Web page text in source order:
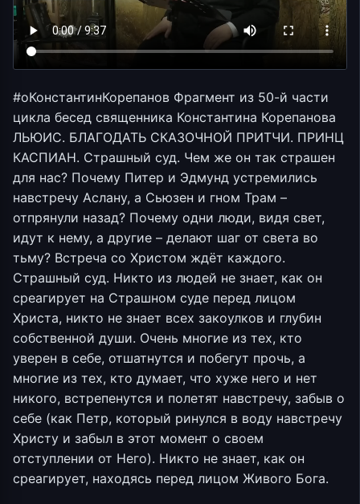
#оКонстантинКорепанов Фрагмент из 50-й части
цикла бесед священника Константина Корепанова
ЛЬЮИС. БЛАГОДАТЬ СКАЗОЧНОЙ ПРИТЧИ. ПРИНЦ
КАСПИАН. Страшный суд. Чем же он так страшен
для нас? Почему Питер и Эдмунд устремились
навстречу Аслану, а Сьюзен и гном Трам –
отпрянули назад? Почему одни люди, видя свет,
идут к нему, а другие – делают шаг от света во
тьму? Встреча со Христом ждёт каждого.
Страшный суд. Никто из людей не знает, как он
среагирует на Страшном суде перед лицом
Христа, никто не знает всех закоулков и глубин
собственной души. Очень многие из тех, кто
уверен в себе, отшатнутся и побегут прочь, а
многие из тех, кто думает, что хуже него и нет
никого, встрепенутся и полетят навстречу, забыв о
себе (как Петр, который ринулся в воду навстречу
Христу и забыл в этот момент о своем
отступлении от Него). Никто не знает, как он
среагирует, находясь перед лицом Живого Бога.